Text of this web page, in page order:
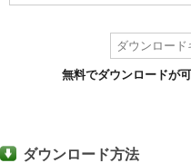
無料でダウンロードが可
ダウンロード方法